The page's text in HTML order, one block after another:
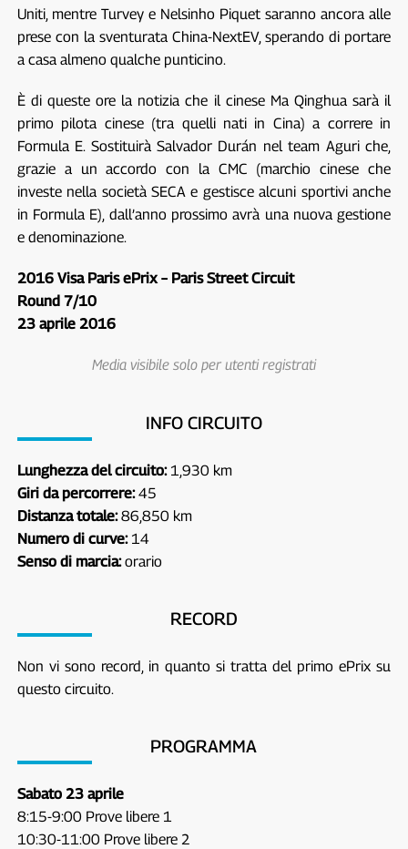
Uniti, mentre Turvey e Nelsinho Piquet saranno ancora alle
prese con la sventurata China-NextEV, sperando di portare
a casa almeno qualche punticino.
È di queste ore la notizia che il cinese Ma Qinghua sarà il
primo pilota cinese (tra quelli nati in Cina) a correre in
Formula E. Sostituirà Salvador Durán nel team Aguri che,
grazie a un accordo con la CMC (marchio cinese che
investe nella società SECA e gestisce alcuni sportivi anche
in Formula E), dall’anno prossimo avrà una nuova gestione
e denominazione.
2016 Visa Paris ePrix – Paris Street Circuit
Round 7/10
23 aprile 2016
Media visibile solo per utenti registrati
INFO CIRCUITO
Lunghezza del circuito: 1,930 km
Giri da percorrere:45
Distanza totale:86,850 km
Numero di curve: 14
Senso di marcia:orario
RECORD
Non vi sono record, in quanto si tratta del primo ePrix su
questo circuito.
PROGRAMMA
Sabato 23 aprile
8:15-9:00 Prove libere 1
10:30-11:00 Prove libere 2